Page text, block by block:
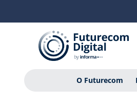
O Futurecom